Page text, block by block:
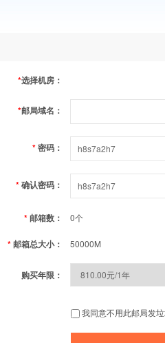
*选择机房：
*邮局域名：
*密码：
*确认密码：
*邮箱数： 0个
*邮箱总大小： 50000M
购买年限：
我同意不用此邮局发